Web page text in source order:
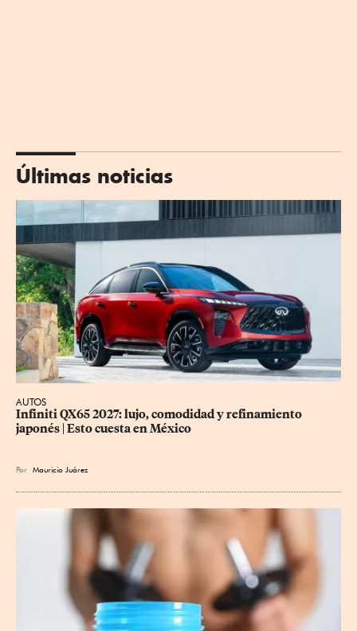
Últimas noticias
AUTOS
Infiniti QX65 2027: lujo, comodidad y refinamiento
japonés | Esto cuesta en México
Por Mauricio Juárez